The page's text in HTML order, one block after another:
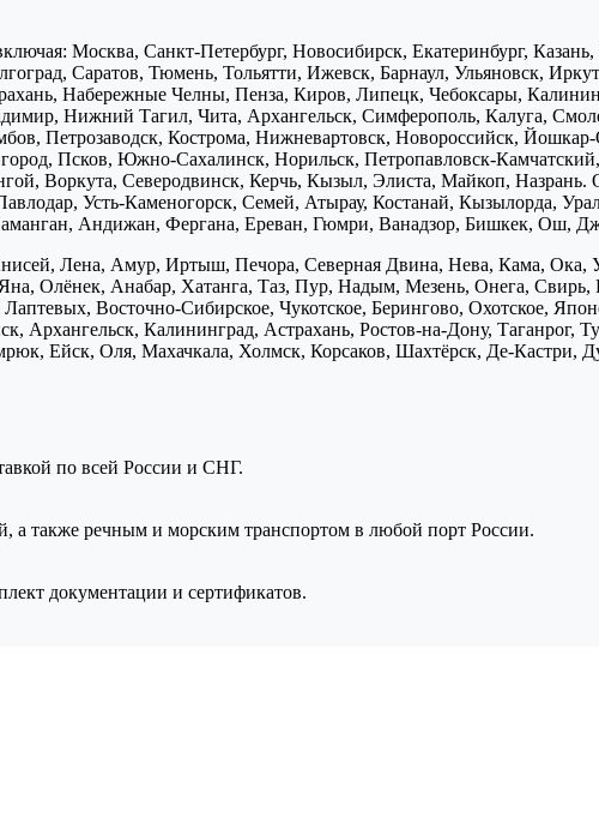
Москва, Санкт-Петербург, Новосибирск, Екатеринбург,
Саратов, Тюмень, Тольятти, Ижевск, Барнаул, Ульяновск,
Набережные Челны, Пенза, Киров, Липецк, Чебоксары,
Нижний Тагил, Чита, Архангельск, Симферополь, Калуга,
Петрозаводск, Кострома, Нижневартовск, Новороссийск,
Псков, Южно-Сахалинск, Норильск, Петропавловск-
Воркута, Северодвинск, Керчь, Кызыл, Элиста, Майкоп,
Усть-Каменогорск, Семей, Атырау, Костанай, Кызылорда,
Андижан, Фергана, Ереван, Гюмри, Ванадзор, Бишкек, Ош,
Лена, Амур, Иртыш, Печора, Северная Двина, Нева, Кама, Ока,
Олёнек, Анабар, Хатанга, Таз, Пур, Надым, Мезень, Онега, Свирь,
Лаптевых, Восточно-Сибирское, Чукотское, Берингово, Охотское,
Архангельск, Калининград, Астрахань, Ростов-на-Дону, Таганрог,
Ейск, Оля, Махачкала, Холмск, Корсаков, Шахтёрск, Де-Кастри,
по всей России и СНГ.
а также речным и морским транспортом в любой порт России.
документации и сертификатов.